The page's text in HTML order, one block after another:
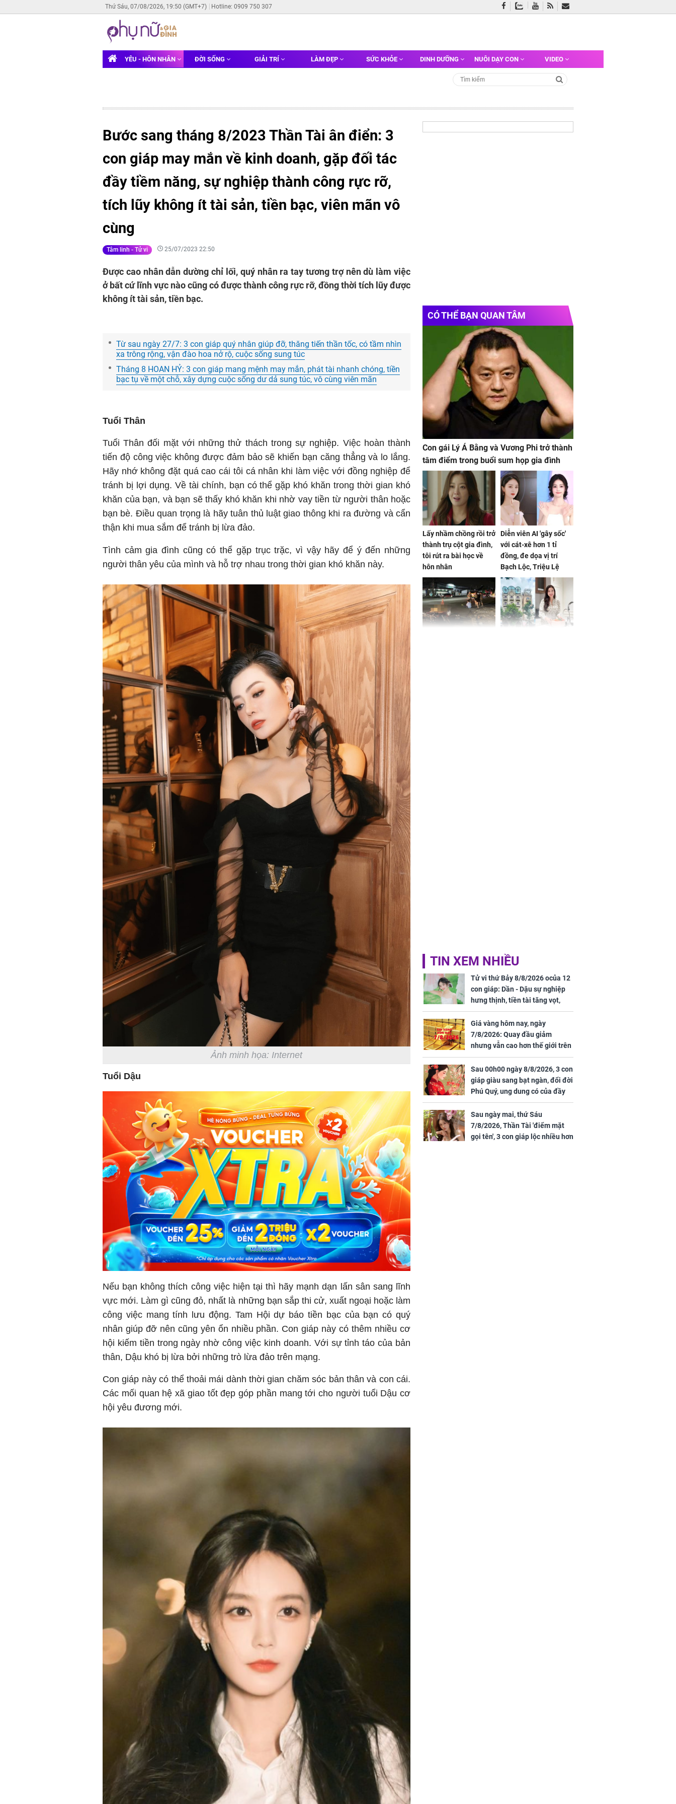
Thứ Sáu, 07/08/2026, 19:50 (GMT+7) Hotline: 0909 750 307
YÊU - HÔN NHÂN ĐỜI SỐNG GIẢI TRÍ LÀM ĐẸP SỨC KHỎE DINH DƯỠNG NUÔI DẠY CON VIDEO
Bước sang tháng 8/2023 Thần Tài ân điển: 3
con giáp may mắn về kinh doanh, gặp đối tác
đầy tiềm năng, sự nghiệp thành công rực rỡ,
tích lũy không ít tài sản, tiền bạc, viên mãn vô
cùng
Tâm linh - Tử vi 25/07/2023 22:50
Được cao nhân dẫn dường chỉ lối, quý nhân ra tay tương trợ nên dù làm việc
ở bất cứ lĩnh vực nào cũng có được thành công rực rỡ, đồng thời tích lũy được
không ít tài sản, tiền bạc.
Từ sau ngày 27/7: 3 con giáp quý nhân giúp đỡ, thăng tiến thần tốc, có tầm nhìn
xa trông rộng, vận đào hoa nở rộ, cuộc sống sung túc
Tháng 8 HOAN HỶ: 3 con giáp mang mệnh may mắn, phát tài nhanh chóng, tiền
bạc tụ về một chỗ, xây dựng cuộc sống dư dả sung túc, vô cùng viên mãn
Tuổi Thân
Tuổi Thân đối mặt với những thử thách trong sự nghiệp. Việc hoàn thành
tiến độ công việc không được đảm bảo sẽ khiến bạn căng thẳng và lo lắng.
Hãy nhớ không đặt quá cao cái tôi cá nhân khi làm việc với đồng nghiệp để
tránh bị lợi dụng. Về tài chính, bạn có thể gặp khó khăn trong thời gian khó
khăn của bạn, và bạn sẽ thấy khó khăn khi nhờ vay tiền từ người thân hoặc
bạn bè. Điều quan trọng là hãy tuân thủ luật giao thông khi ra đường và cẩn
thận khi mua sắm để tránh bị lừa đảo.
Tình cảm gia đình cũng có thể gặp trục trặc, vì vậy hãy để ý đến những
người thân yêu của mình và hỗ trợ nhau trong thời gian khó khăn này.
Ảnh minh họa: Internet
Tuổi Dậu
Nếu bạn không thích công việc hiện tại thì hãy mạnh dạn lấn sân sang lĩnh
vực mới. Làm gì cũng đỏ, nhất là những bạn sắp thi cử, xuất ngoại hoặc làm
công việc mang tính lưu động. Tam Hội dự báo tiền bạc của bạn có quý
nhân giúp đỡ nên cũng yên ổn nhiều phần. Con giáp này có thêm nhiều cơ
hội kiếm tiền trong ngày nhờ công việc kinh doanh. Với sự tỉnh táo của bản
thân, Dậu khó bị lừa bởi những trò lừa đảo trên mạng.
Con giáp này có thể thoải mái dành thời gian chăm sóc bản thân và con cái.
Các mối quan hệ xã giao tốt đẹp góp phần mang tới cho người tuổi Dậu cơ
hội yêu đương mới.
CÓ THỂ BẠN QUAN TÂM
Con gái Lý Á Bằng và Vương Phi trở thành
tâm điểm trong buổi sum họp gia đình
Lấy nhầm chồng rồi trở
thành trụ cột gia đình,
tôi rút ra bài học về
hôn nhân
Diễn viên AI 'gây sốc'
với cát-xê hơn 1 tỉ
đồng, đe dọa vị trí
Bạch Lộc, Triệu Lệ
Dĩnh
TIN XEM NHIỀU
Tử vi thứ Bảy 8/8/2026 ocủa 12
con giáp: Dần - Dậu sự nghiệp
hưng thịnh, tiền tài tăng vọt,
Mão - Thân công việc bất trắc,
tiền mất tật mang
Giá vàng hôm nay, ngày
7/8/2026: Quay đầu giảm
nhưng vẫn cao hơn thế giới trên
7 triệu đồng
Sau 00h00 ngày 8/8/2026, 3 con
giáp giàu sang bạt ngàn, đổi đời
Phú Quý, ung dung có của đầy
nhà, ngày càng hưng thịnh sung
túc
Sau ngày mai, thứ Sáu
7/8/2026, Thần Tài 'điểm mặt
gọi tên', 3 con giáp lộc nhiều hơn